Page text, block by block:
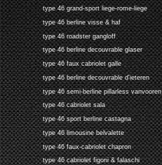
type 46 grand-sport liege-rome-liege
type 46 berline visse & haf
type 46 roadster gangloff
type 46 berline decouvrable glaser
type 46 faux cabriolet galle
type 46 berline decouvrable d'ieteren
type 46 semi-berline pillarless vanvooren
type 46 cabriolet sala
type 46 sport berline castagna
type 46 limousine belvalette
type 46 faux-cabriolet chapron
type 46 cabriolet figoni & falaschi